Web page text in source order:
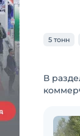
5 тонн
В